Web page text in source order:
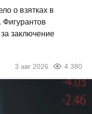
о взятках в
Фигурантов
заключение
3 авг 2026 4 380